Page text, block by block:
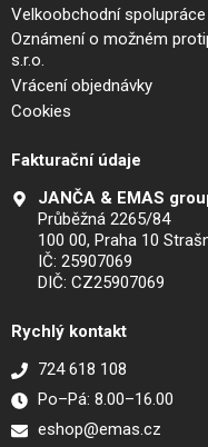
Velkoobchodní spolupráce
Oznámení o možném
s.r.o.
Vrácení objednávky
Cookies
Fakturační údaje
JANČA & EMAS
Průběžná 2265/84
100 00, Praha 10
IČ: 25907069
DIČ: CZ25907069
Rychlý kontakt
724 618 108
Po–Pá: 8.00–16.00
eshop@emas.cz